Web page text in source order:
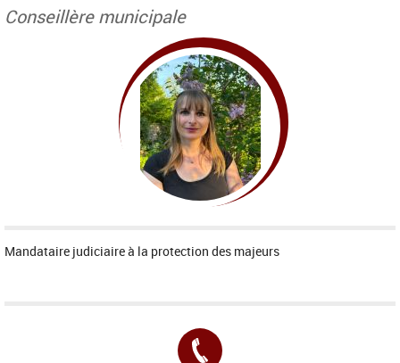
Conseillère municipale
Mandataire judiciaire à la protection des majeurs